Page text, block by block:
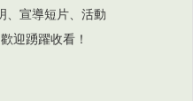
、宣導短片、活動
迎踴躍收看！